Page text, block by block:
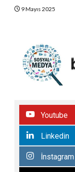
9 Mayıs 2025
Youtube
Linkedin
İnstagram